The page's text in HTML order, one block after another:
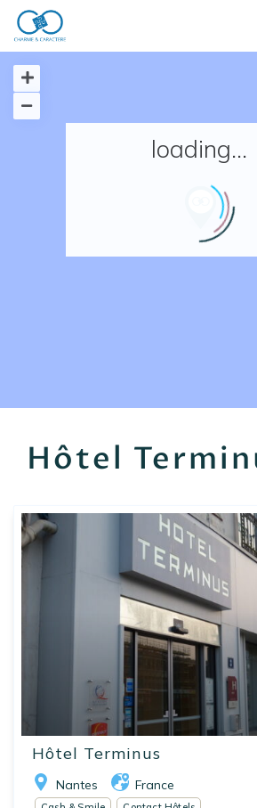
Accueil
Nos adresses en France
loading...
Hôtel
Hôtel Terminus
Nantes France